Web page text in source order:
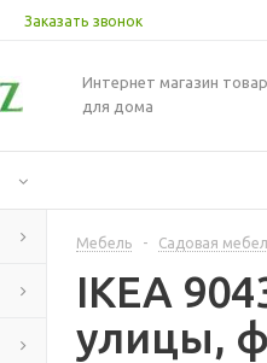
Заказать звонок
Интернет магазин
для дома
Мебель - Садовая
IKEA
улицы,